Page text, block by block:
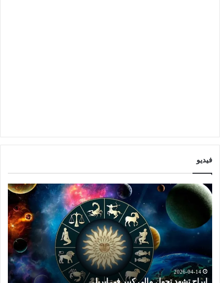
فيديو
ب
ر
ا
ج
ه
2026-04-14
ابراج تشهد تحول مالي كبير في ابريل